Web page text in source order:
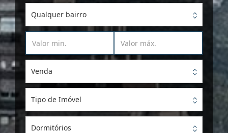
Qualquer bairro
Venda
Tipo de Imóvel
Dormitórios